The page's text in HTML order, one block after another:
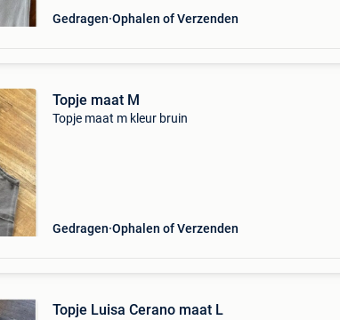
Gedragen Ophalen of Verzenden
Topje maat M
Topje maat m kleur bruin
Gedragen Ophalen of Verzenden
Topje Luisa Cerano maat L